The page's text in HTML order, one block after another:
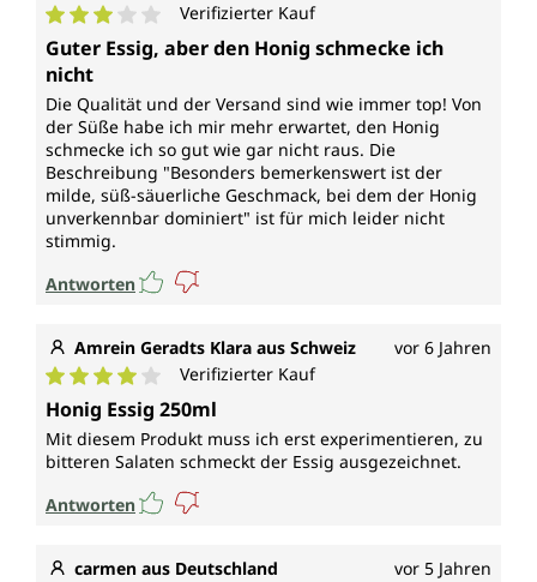
Durchschnittliche Bewertung von 3 von 5 Sternen
Verifizierter Kauf
Guter Essig, aber den Honig schmecke ich
nicht
Die Qualität und der Versand sind wie immer top! Von
der Süße habe ich mir mehr erwartet, den Honig
schmecke ich so gut wie gar nicht raus. Die
Beschreibung "Besonders bemerkenswert ist der
milde, süß-säuerliche Geschmack, bei dem der Honig
unverkennbar dominiert" ist für mich leider nicht
stimmig.
Antworten
Amrein Geradts Klara aus Schweiz vor 6 Jahren
Durchschnittliche Bewertung von 4 von 5 Sternen
Verifizierter Kauf
Honig Essig 250ml
Mit diesem Produkt muss ich erst experimentieren, zu
bitteren Salaten schmeckt der Essig ausgezeichnet.
Antworten
carmen aus Deutschland vor 5 Jahren